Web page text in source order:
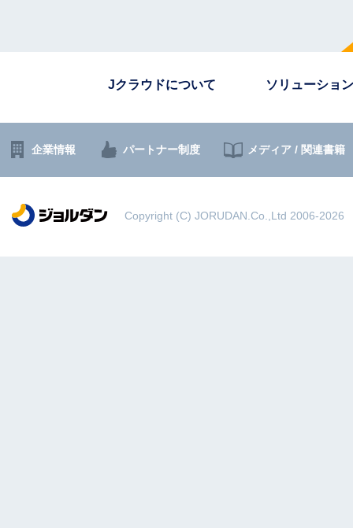
Jクラウドについて ソリューショ
企業情報 パートナー制度 メディア / 関連書籍
Copyright (C) JORUDAN.Co.,Ltd 2006-2026